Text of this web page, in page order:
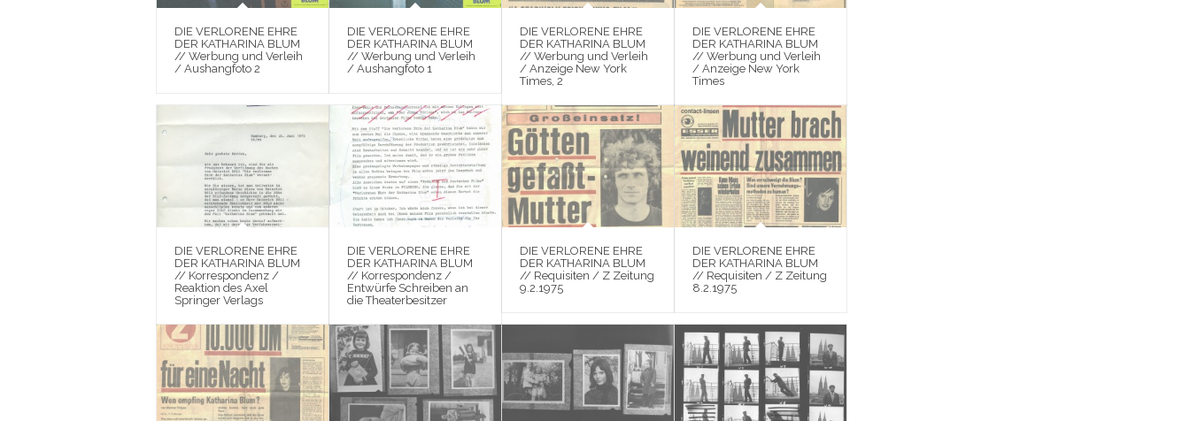
DIE VERLORENE EHRE
DER KATHARINA BLUM
// Werbung und Verleih
/ Aushangfoto 2
DIE VERLORENE EHRE
DER KATHARINA BLUM
// Werbung und Verleih
/ Aushangfoto 1
DIE VERLORENE EHRE
DER KATHARINA BLUM
// Werbung und Verleih
/ Anzeige New York
Times, 2
DIE VERLORENE EHRE
DER KATHARINA BLUM
// Werbung und Verleih
/ Anzeige New York
Times
DIE VERLORENE EHRE
DER KATHARINA BLUM
// Korrespondenz /
Reaktion des Axel
Springer Verlags
DIE VERLORENE EHRE
DER KATHARINA BLUM
// Korrespondenz /
Entwürfe Schreiben an
die Theaterbesitzer
DIE VERLORENE EHRE
DER KATHARINA BLUM
// Requisiten / Z Zeitung
9.2.1975
DIE VERLORENE EHRE
DER KATHARINA BLUM
// Requisiten / Z Zeitung
8.2.1975